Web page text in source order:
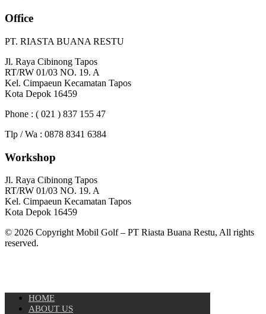
Office
PT. RIASTA BUANA RESTU
Jl. Raya Cibinong Tapos
RT/RW 01/03 NO. 19. A
Kel. Cimpaeun Kecamatan Tapos
Kota Depok 16459
Phone : ( 021 ) 837 155 47
Tlp / Wa : 0878 8341 6384
Workshop
Jl. Raya Cibinong Tapos
RT/RW 01/03 NO. 19. A
Kel. Cimpaeun Kecamatan Tapos
Kota Depok 16459
© 2026 Copyright Mobil Golf – PT Riasta Buana Restu, All rights
reserved.
HOME
ABOUT US